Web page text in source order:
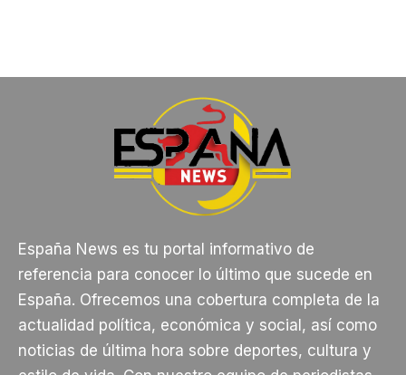
España News es tu portal informativo de
referencia para conocer lo último que sucede en
España. Ofrecemos una cobertura completa de la
actualidad política, económica y social, así como
noticias de última hora sobre deportes, cultura y